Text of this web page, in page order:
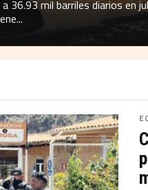
36.93 mil barriles diarios en